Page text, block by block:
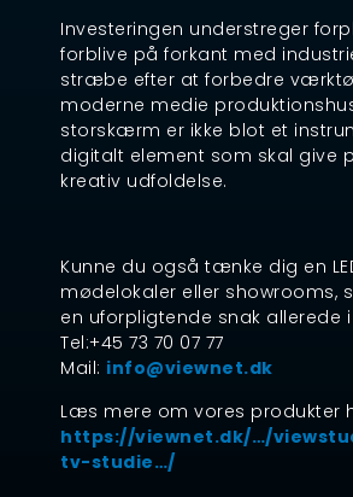
Investeringen understreger
forblive på forkant med
stræbe efter at forbedre
moderne medie
storskærm er ikke blot et
digitalt element som skal give
kreativ udfoldelse.
Kunne du også tænke dig en
mødelokaler eller showrooms,
en uforpligtende snak allerede
Tel:+45 73 70 07 77
Mail: info@viewnet.dk
Læs mere om vores produkter
https://viewnet.dk/…/
tv-studie…/